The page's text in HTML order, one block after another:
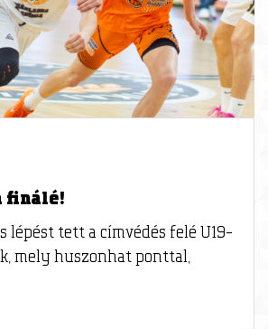
finálé!
lépést tett a címvédés felé U19-
mely huszonhat ponttal,